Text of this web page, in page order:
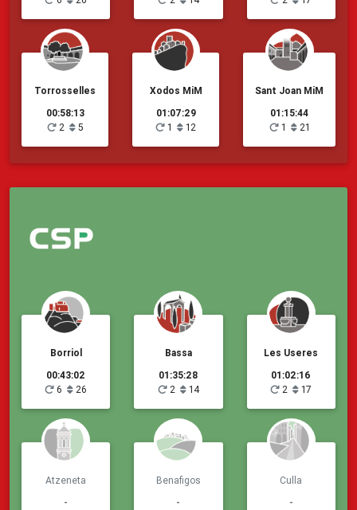
Torrosselles
00:58:13
2
5
Xodos MiM
01:07:29
1
12
Sant Joan MiM
01:15:44
1
21
Borriol
00:43:02
6
26
Bassa
01:35:28
2
14
Les Useres
01:02:16
2
17
Atzeneta
-
Benafigos
-
Culla
-